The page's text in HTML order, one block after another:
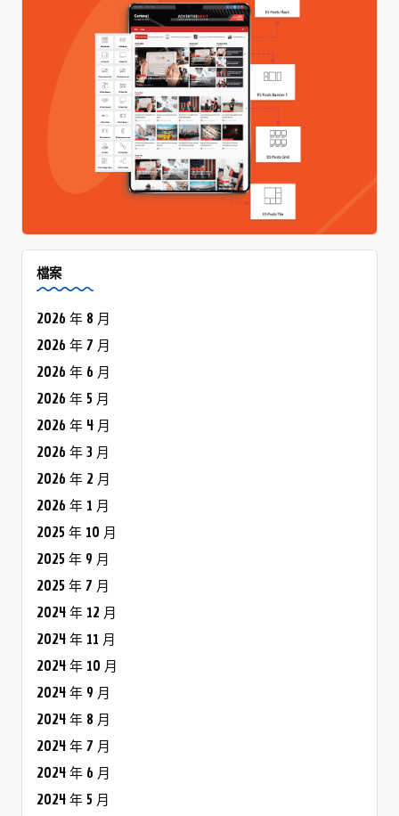
檔案
2026 年 8 月
2026 年 7 月
2026 年 6 月
2026 年 5 月
2026 年 4 月
2026 年 3 月
2026 年 2 月
2026 年 1 月
2025 年 10 月
2025 年 9 月
2025 年 7 月
2024 年 12 月
2024 年 11 月
2024 年 10 月
2024 年 9 月
2024 年 8 月
2024 年 7 月
2024 年 6 月
2024 年 5 月